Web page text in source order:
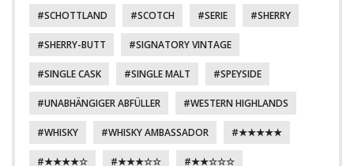
SCHOTTLAND SCOTCH SERIE SHERRY
SHERRY-BUTT SIGNATORY VINTAGE
SINGLE CASK SINGLE MALT SPEYSIDE
UNABHÄNGIGER ABFÜLLER WESTERN HIGHLANDS
WHISKY WHISKY AMBASSADOR ★★★★★
★★★★☆ ★★★☆☆ ★★☆☆☆